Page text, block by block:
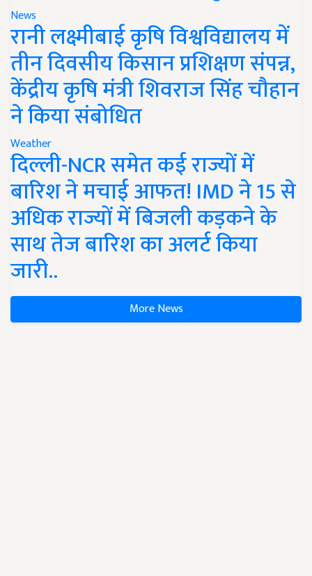
News
रानी लक्ष्मीबाई कृषि विश्वविद्यालय में
तीन दिवसीय किसान प्रशिक्षण संपन्न,
केंद्रीय कृषि मंत्री शिवराज सिंह चौहान
ने किया संबोधित
Weather
दिल्ली-NCR समेत कई राज्यों में
बारिश ने मचाई आफत! IMD ने 15 से
अधिक राज्यों में बिजली कड़कने के
साथ तेज बारिश का अलर्ट किया
जारी..
More News